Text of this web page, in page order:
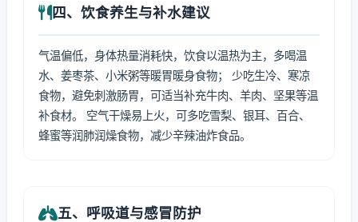
四、饮食养生与补水建议
气温偏低，身体热量消耗快，饮食以温热为主，多喝温
水、姜枣茶、小米粥等暖胃暖身食物； 少吃生冷、寒凉
食物，避免刺激肠胃，可适当补充牛肉、羊肉、坚果等温
补食材。 空气干燥易上火，可多吃雪梨、银耳、百合、
蜂蜜等润肺润燥食物，减少辛辣油炸食品。
五、呼吸道与感冒防护